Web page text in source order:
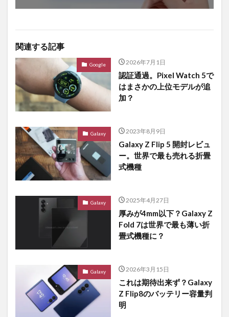
関連する記事
Google 2026年7月1日
認証通過。Pixel Watch 5で
はまさかの上位モデルが追
加？
Galaxy 2023年8月9日
Galaxy Z Flip 5 開封レビュ
ー。世界で最も売れる折畳
式機種
Galaxy 2025年4月27日
厚みが4mm以下？Galaxy Z
Fold 7は世界で最も薄い折
畳式機種に？
Galaxy 2026年3月15日
これは期待出来ず？Galaxy
Z Flip8のバッテリー容量判
明